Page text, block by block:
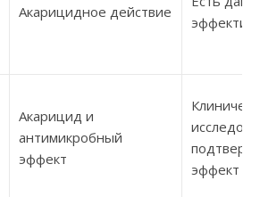
Акарицидное действие
Акарицид и
антимикробный
эффект
эффект